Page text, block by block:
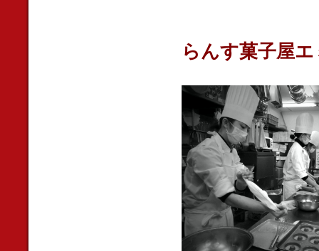
らんす菓子屋